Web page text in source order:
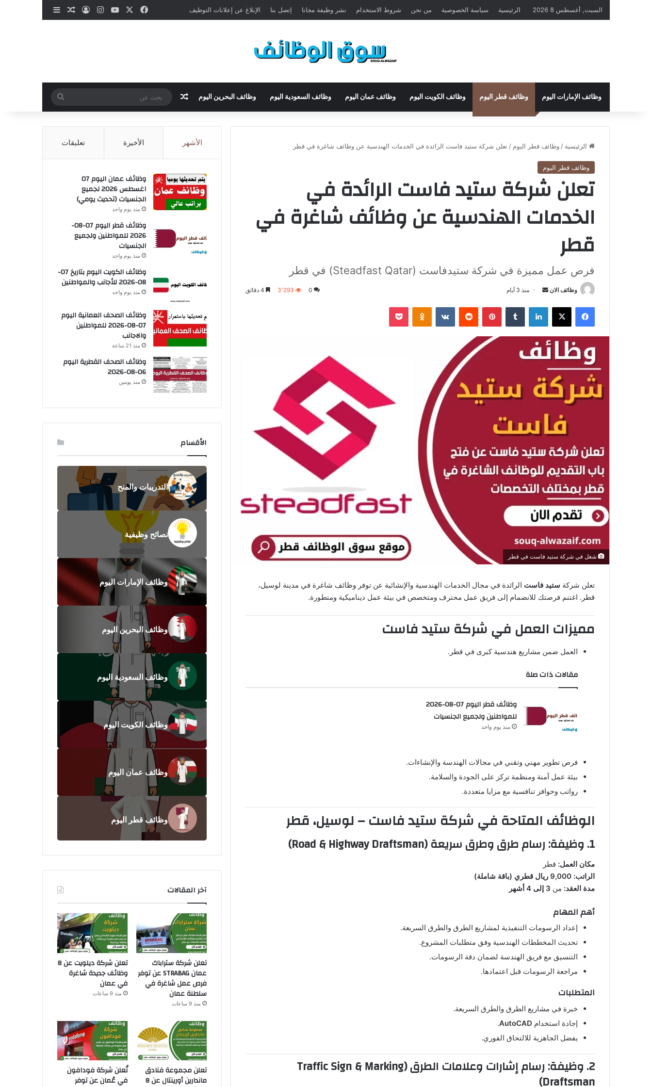
السبت, أغسطس 8 2026 الرئيسية سياسة الخصوصية من نحن شروط الاستخدام نشر وظيفة مجانا إتصل بنا الإبلاغ عن إعلانات التوظيف فيسبوك ‫YouTubeانستقرامتسجيل الدخول
مقال عشوائي
وظائف الإمارات اليوم وظائف قطر اليوم وظائف الكويت اليوم وظائف عمان اليوم وظائف السعودية اليوم وظائف البحرين اليوم مقال عشوائي
عن
الرئيسية / وظائف قطر اليوم / تعلن شركة ستيد فاست الرائدة في الخدمات الهندسية عن وظائف شاغرة في قطر
وظائف قطر اليوم
تعلن شركة ستيد فاست الرائدة في
الخدمات الهندسية عن وظائف شاغرة في
قطر
فرص عمل مميزة في شركة ستيدفاست (Steadfast Qatar) في قطر
وظائف الان
س
ل
ب
ر
ي
ا
إ
ك
و
ن
ي
ا
منذ 3 أيام 0 3٬293
فيسبوك لينكدإن بينتيريست
شغل في شركة ستيد فاست في قطر
تعلن شركة ستيد فاست الرائدة في مجال الخدمات الهندسية والإنشائية عن توفر وظائف شاغرة في مدينة لوسيل،
قطر. اغتنم فرصتك للانضمام إلى فريق عمل محترف ومتخصص في بيئة عمل ديناميكية ومتطورة.
مميزات العمل في شركة ستيد فاست
العمل ضمن مشاريع هندسية كبرى في قطر.
مقالات ذات صلة
وظائف قطر اليوم 07-08-2026
للمواطنين ولجميع الجنسيات
منذ يوم واحد
فرص تطوير مهني وتقني في مجالات الهندسة والإنشاءات.
بيئة عمل آمنة ومنظمة تركز على الجودة والسلامة.
رواتب وحوافز تنافسية مع مزايا متعددة.
الوظائف المتاحة في شركة ستيد فاست – لوسيل، قطر
1. وظيفة: رسام طرق وطرق سريعة (Road & Highway Draftsman)
مكان العمل: قطر
الراتب: 9,000 ريال قطري (باقة شاملة)
مدة العقد: من 3 إلى 4 أشهر
أهم المهام
إعداد الرسومات التنفيذية لمشاريع الطرق والطرق السريعة.
تحديث المخططات الهندسية وفق متطلبات المشروع.
التنسيق مع فريق الهندسة لضمان دقة الرسومات.
مراجعة الرسومات قبل اعتمادها.
المتطلبات
خبرة في مشاريع الطرق والطرق السريعة.
إجادة استخدام AutoCAD
.
يفضل الجاهزية للالتحاق الفوري.
2. وظيفة: رسام إشارات وعلامات الطرق (Traffic Sign & Marking
Draftsman)
الأشهر الأخيرة تعليقات
وظائف عمان اليوم 07
اغسطس 2026 لجميع
الجنسيات (تحديث يومي)
منذ يوم واحد
وظائف قطر اليوم 07-08-
2026 للمواطنين ولجميع
الجنسيات
منذ يوم واحد
وظائف الكويت اليوم بتاريخ 07-
08-2026 للأجانب والمواطنين
منذ يوم واحد
وظائف الصحف العمانية اليوم
07-08-2026 للمواطنين
والاجانب
منذ 21 ساعة
وظائف الصحف القطرية اليوم
06-08-2026
منذ يومين
الأقسام
التدريبات والمنح
نصائح وظيفية
وظائف الإمارات اليوم
وظائف البحرين اليوم
وظائف السعودية اليوم
وظائف الكويت اليوم
وظائف عمان اليوم
وظائف قطر اليوم
آخر المقالات
تعلن شركة ستراباك
عمان STRABAG عن توفر
فرص عمل شاغرة في
سلطنة عمان
منذ 9 ساعات
تعلن شركة ديلويت عن 8
وظائف جديدة شاغرة
في عمان
منذ 9 ساعات
تعلن مجموعة فنادق
ماندارين أورينتال عن 8
تُعلن شركة فودافون
في عُمان عن توفر